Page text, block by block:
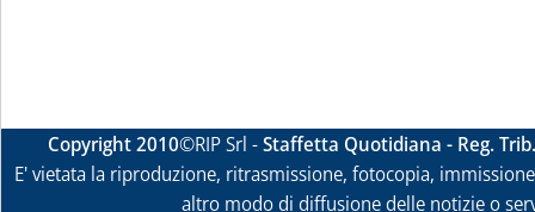
Copyright 2010©RIP Srl -Staffetta Quotidiana - Reg.
E' vietata la riproduzione, ritrasmissione, fotocopia,
altro modo di diffusione delle notizie o